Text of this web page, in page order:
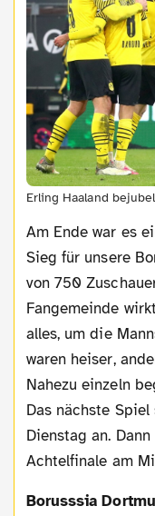
Erling Haaland
Am Ende war es ein verdienter und überzeugender
Sieg für unsere
von 750
Fangemeinde
alles, um die
waren heiser,
Nahezu einzeln
Das nächste
Dienstag an.
Achtelfinale am
Borusssia